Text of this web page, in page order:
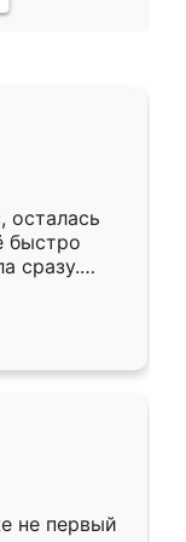
осталась
быстро
сразу.
к
Собрали
даже
не первый